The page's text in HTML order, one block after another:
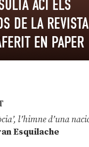
l’himne d’una
Esquilache